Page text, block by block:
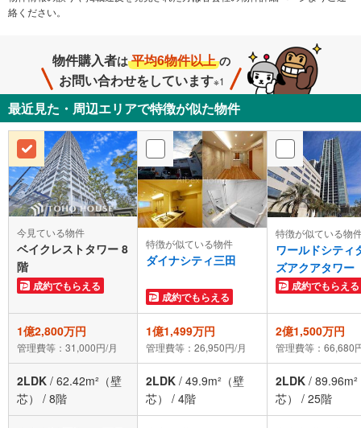
絡ください。
物件購入者は 平均6物件以上 の
お問い合わせをしています※1
最近見た・周辺エリアで特徴が似た物件
今見ている物件
ベイクレストタワー 8
階
成約でもらえる
特徴が似ている物件
ダイナシティ三田
成約でもらえる
特徴が似ている物
ワールドシティ
ズアクアタワー
成約でもらえる
1億2,800万円
管理費等：31,000円/月
1億1,499万円
管理費等：26,950円/月
2億1,500万円
管理費等：66,680
2LDK / 62.42m²（壁
芯）
/ 8階
2LDK / 49.9m²（壁
芯）
/ 4階
2LDK /
芯）
/ 25階